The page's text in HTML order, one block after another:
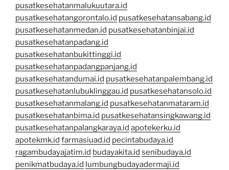
pusatkesehatanmalukuutara.id
pusatkesehatangorontalo.id pusatkesehatansabang.id
pusatkesehatanmedan.id pusatkesehatanbinjai.id
pusatkesehatanpadang.id
pusatkesehatanbukittinggi.id
pusatkesehatanpadangpanjang.id
pusatkesehatandumai.id pusatkesehatanpalembang.id
pusatkesehatanlubuklinggau.id pusatkesehatansolo.id
pusatkesehatanmalang.id pusatkesehatanmataram.id
pusatkesehatanbima.id pusatkesehatansingkawang.id
pusatkesehatanpalangkaraya.id apotekerku.id
apotekmk.id farmasiuad.id pecintabudaya.id
ragambudayajatim.id budayakita.id senibudaya.id
penikmatbudaya.id lumbungbudayadermaji.id